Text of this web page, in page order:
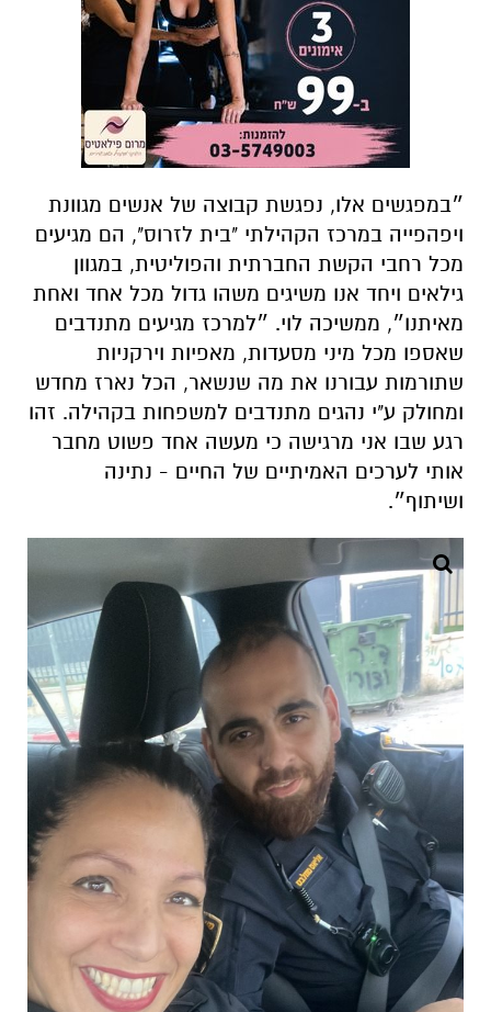
״במפגשים אלו, נפגשת קבוצה של אנשים מגוונת
ויפהפייה במרכז הקהילתי "בית לזרוס", הם מגיעים
מכל רחבי הקשת החברתית והפוליטית, במגוון
גילאים ויחד אנו משיגים משהו גדול מכל אחד ואחת
מאיתנו״, ממשיכה לוי. ״למרכז מגיעים מתנדבים
שאספו מכל מיני מסעדות, מאפיות וירקניות
שתורמות עבורנו את מה שנשאר, הכל נארז מחדש
ומחולק ע"י נהגים מתנדבים למשפחות בקהילה. זהו
רגע שבו אני מרגישה כי מעשה אחד פשוט מחבר
אותי לערכים האמיתיים של החיים - נתינה
ושיתוף״.